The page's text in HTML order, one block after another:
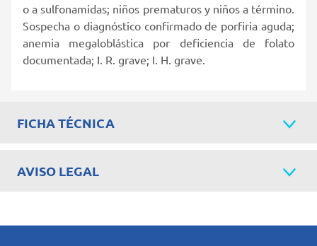
o a sulfonamidas; niños prematuros y niños a término.
Sospecha o diagnóstico confirmado de porfiria aguda;
anemia megaloblástica por deficiencia de folato
documentada; I. R. grave; I. H. grave.
FICHA TÉCNICA
AVISO LEGAL